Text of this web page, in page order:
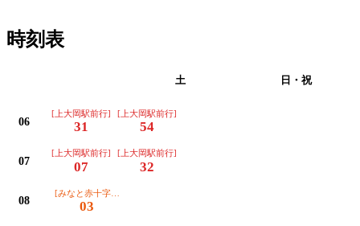
時刻表
土 日・祝
06
[上大岡駅前行]
31
[上大岡駅前行]
54
07
[上大岡駅前行]
07
[上大岡駅前行]
32
08
[みなと赤十字病院行]
03